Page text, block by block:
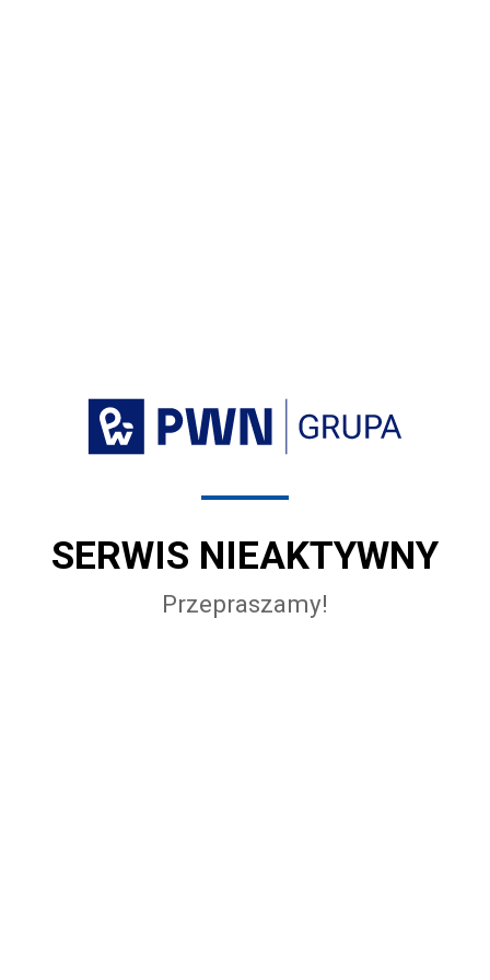
SERWIS NIEAKTYWNY
Przepraszamy!